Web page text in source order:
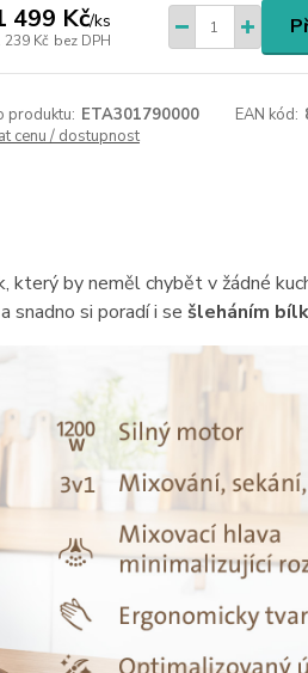
499 Kč/ks
239 Kč bez DPH
produktu: ETA301790000 EAN kód:
cenu / dostupnost
by neměl chybět v žádné
a snadno si poradí i se šleháním